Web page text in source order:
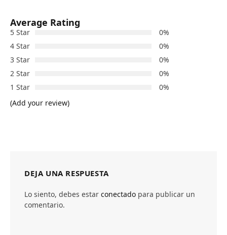
Average Rating
5 Star
0%
4 Star
0%
3 Star
0%
2 Star
0%
1 Star
0%
(Add your review)
DEJA UNA RESPUESTA
Lo siento, debes estar conectado para publicar un
comentario.